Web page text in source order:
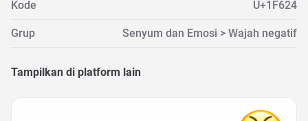
Kode U+1F624
Grup Senyum dan Emosi > Wajah negatif
Tampilkan di platform lain